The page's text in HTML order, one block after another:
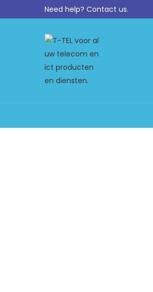
Need help? Contact us.